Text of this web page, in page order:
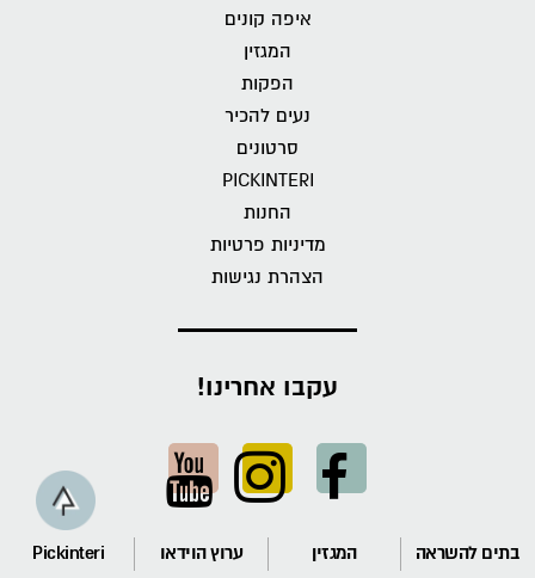
בתים להשראה המגזין ערוץ הוידאו Pickinteri
איפה קונים
המגזין
הפקות
נעים להכיר
סרטונים
PICKINTERI
החנות
מדיניות פרטיות
הצהרת נגישות
עקבו אחרינו!